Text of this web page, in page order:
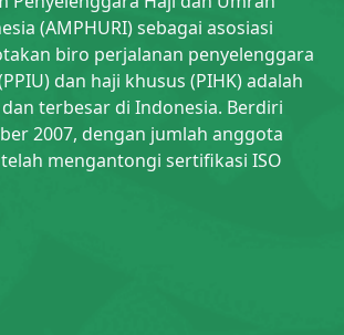
(AMPHURI) sebagai asosiasi
biro perjalanan penyelenggara
dan haji khusus (PIHK) adalah
terbesar di Indonesia. Berdiri
2007, dengan jumlah anggota
mengantongi sertifikasi ISO